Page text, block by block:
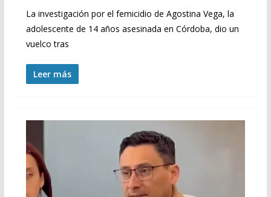
La investigación por el femicidio de Agostina Vega, la
adolescente de 14 años asesinada en Córdoba, dio un
vuelco tras
Leer más